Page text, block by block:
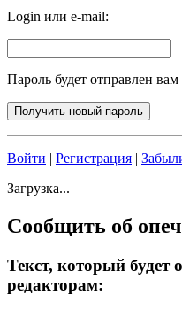
Login или e-mail:
Пароль будет отправлен вам
Войти | Регистрация |
Загрузка...
Сообщить об
Текст, который
редакторам: